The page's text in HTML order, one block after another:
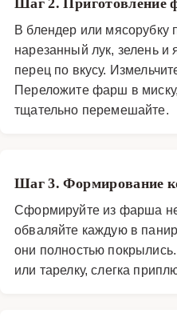
В блендер или мясорубку
нарезанный лук, зелень и
перец по вкусу.
Переложите фарш в
тщательно перемешайте.
Шаг 3. Формирование
Сформируйте из фарша
обваляйте каждую в
они полностью
или тарелку, слегка